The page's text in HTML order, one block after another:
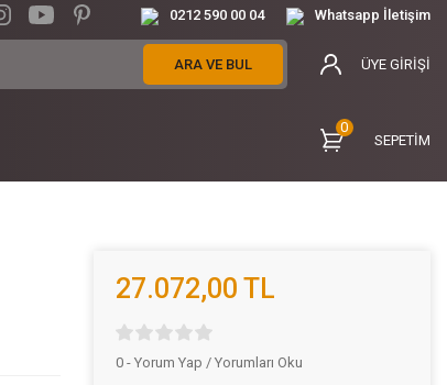
0212 590 00 04 Whatsapp İletişim
ARA VE BUL ÜYE GİRİŞİ
0
SEPETİM
27.072,00 TL
0 - Yorum Yap / Yorumları Oku